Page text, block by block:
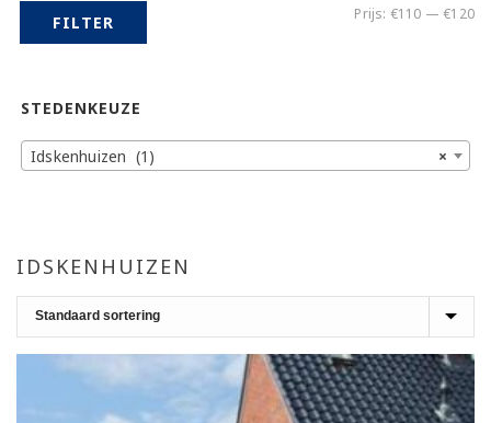
IDSKENHUIZEN
FILTER Prijs: €110 —€120
STEDENKEUZE
×
Idskenhuizen (1)